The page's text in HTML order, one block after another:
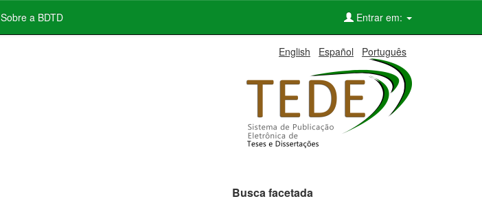
Sobre a BDTD Entrar em:
English Español Português
Busca facetada